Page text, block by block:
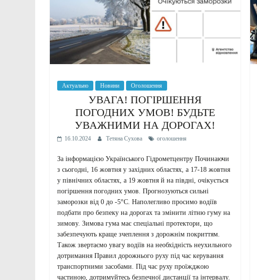
Актуально Новини Оголошення
УВАГА! ПОГІРШЕННЯ
ПОГОДНИХ УМОВ! БУДЬТЕ
УВАЖНИМИ НА ДОРОГАХ!
16.10.2024 Тетяна Сухова оголошення
За інформацією Українського Гідрометцентру Починаючи
з сьогодні, 16 жовтня у західних областях, а 17-18 жовтня
у північних областях, а 19 жовтня й на півдні, очікується
погіршення погодних умов. Прогнозуються сильні
заморозки від 0 до -5°С. Наполегливо просимо водіїв
подбати про безпеку на дорогах та змінити літню гуму на
зимову. Зимова гума має спеціальні протектори, що
забезпечують краще зчеплення з дорожнім покриттям.
Також звертаємо увагу водіїв на необхідність неухильного
дотримання Правил дорожнього руху під час керування
транспортними засобами. Під час руху проїжджою
частиною, дотримуйтесь безпечної дистанції та інтервалу.